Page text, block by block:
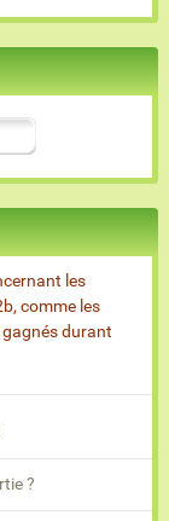
les
comme les
durant
?